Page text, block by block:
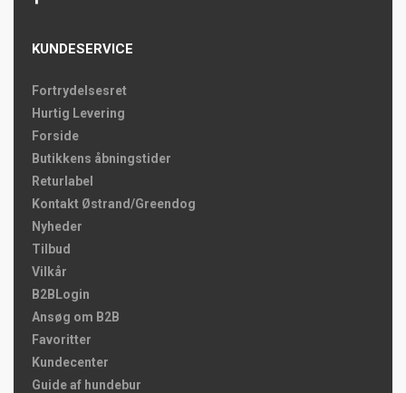
KUNDESERVICE
Fortrydelsesret
Hurtig Levering
Forside
Butikkens åbningstider
Returlabel
Kontakt Østrand/Greendog
Nyheder
Tilbud
Vilkår
B2BLogin
Ansøg om B2B
Favoritter
Kundecenter
Guide af hundebur